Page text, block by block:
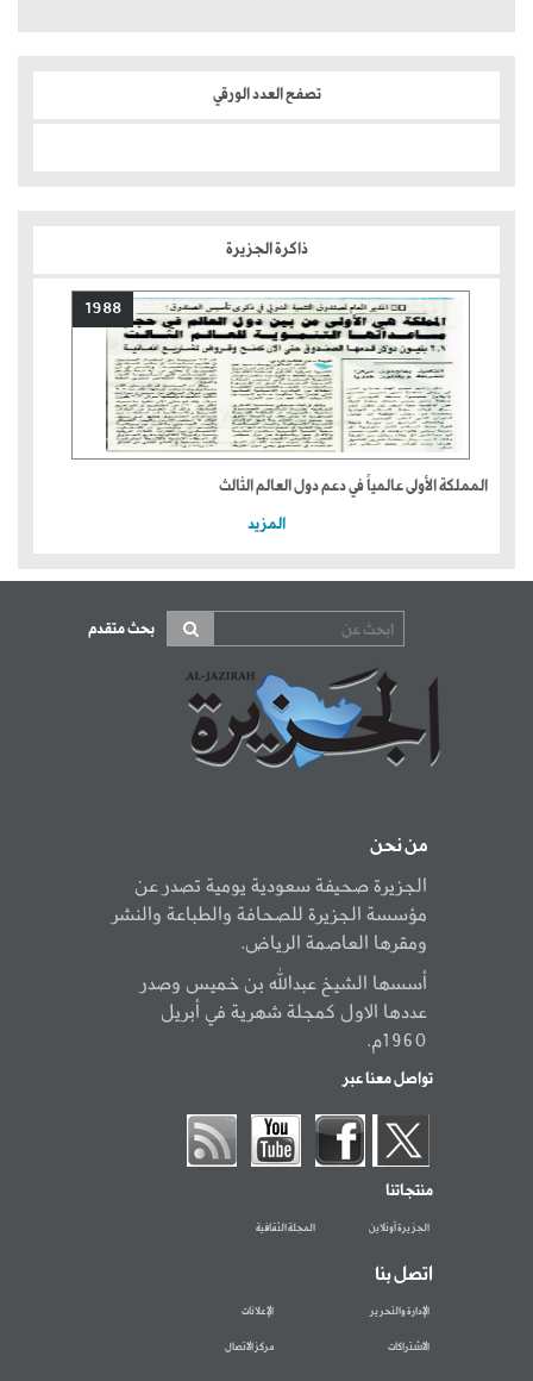
تصفح العدد الورقي
ذاكرة الجزيرة
1988
المملكة الأولى عالمياً في دعم دول العالم الثالث
المزيد
بحث متقدم
من نحن
الجزيرة صحيفة سعودية يومية تصدر عن
مؤسسة الجزيرة للصحافة والطباعة والنشر
ومقرها العاصمة الرياض.
أسسها الشيخ عبدالله بن خميس وصدر
عددها الاول كمجلة شهرية في أبريل
1960م.
تواصل معنا عبر
منتجاتنا
الجزيرة أونلاين المجلة الثقافية
اتصل بنا
الإدارة والتحرير الإعلانات
الاشتراكات مركز الاتصال